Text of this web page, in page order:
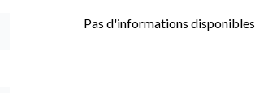
Pas d'informations disponibles